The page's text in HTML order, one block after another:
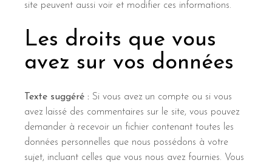
site peuvent aussi voir et modifier ces informations.
Les droits que vous
avez sur vos données
Texte suggéré :Si vous avez un compte ou si vous
avez laissé des commentaires sur le site, vous pouvez
demander à recevoir un fichier contenant toutes les
données personnelles que nous possédons à votre
sujet, incluant celles que vous nous avez fournies. Vous